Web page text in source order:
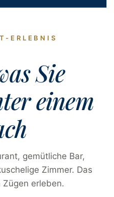
ERLEBNIS
Sie
einem
gemütliche Bar,
Zimmer. Das
Zügen erleben.